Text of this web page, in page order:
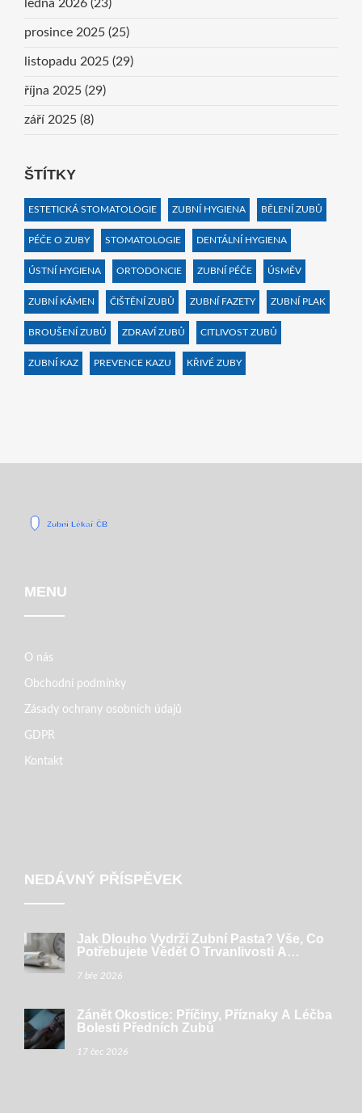
ledna 2026 (23)
prosince 2025 (25)
listopadu 2025 (29)
října 2025 (29)
září 2025 (8)
ŠTÍTKY
ESTETICKÁ STOMATOLOGIE ZUBNÍ HYGIENA BĚLENÍ ZUBŮ
PÉČE O ZUBY STOMATOLOGIE DENTÁLNÍ HYGIENA
ÚSTNÍ HYGIENA ORTODONCIE ZUBNÍ PÉČE ÚSMĚV
ZUBNÍ KÁMEN ČIŠTĚNÍ ZUBŮ ZUBNÍ FAZETY ZUBNÍ PLAK
BROUŠENÍ ZUBŮ ZDRAVÍ ZUBŮ CITLIVOST ZUBŮ
ZUBNÍ KAZ PREVENCE KAZU KŘIVÉ ZUBY
MENU
O nás
Obchodní podmínky
Zásady ochrany osobních údajů
GDPR
Kontakt
NEDÁVNÝ PŘÍSPĚVEK
Jak Dlouho Vydrží Zubní Pasta? Vše, Co
Potřebujete Vědět O Trvanlivosti A
7 bře 2026
Zánět Okostice: Příčiny, Příznaky A Léčba
Bolesti Předních Zubů
17 čec 2026